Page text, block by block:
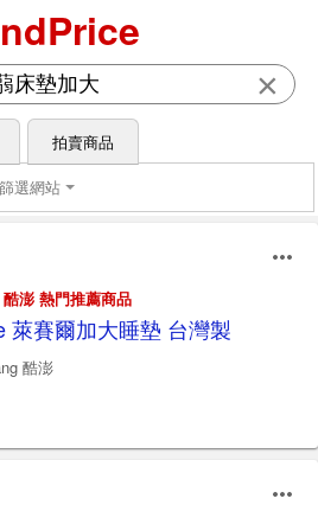
×
拍賣商品
篩選網站
澎 熱門推薦商品
萊賽爾加大睡墊 台灣製
酷澎